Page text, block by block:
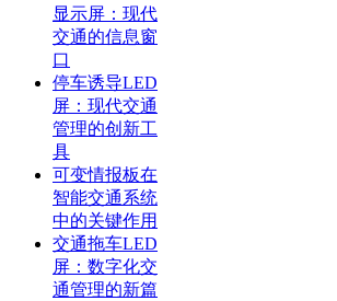
显示屏：现代
交通的信息窗
口
停车诱导LED
屏：现代交通
管理的创新工
具
可变情报板在
智能交通系统
中的关键作用
交通拖车LED
屏：数字化交
通管理的新篇